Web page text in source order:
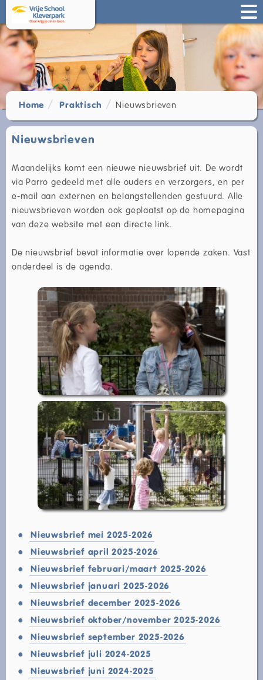
Home Praktisch Nieuwsbrieven
Nieuwsbrieven
Maandelijks komt een nieuwe nieuwsbrief uit. De wordt
via Parro gedeeld met alle ouders en verzorgers, en per
e-mail aan externen en belangstellenden gestuurd. Alle
nieuwsbrieven worden ook geplaatst op de homepagina
van deze website met een directe link.
De nieuwsbrief bevat informatie over lopende zaken. Vast
onderdeel is de agenda.
Nieuwsbrief mei 2025-2026
Nieuwsbrief april 2025-2026
Nieuwsbrief februari/maart 2025-2026
Nieuwsbrief januari 2025-2026
Nieuwsbrief december 2025-2026
Nieuwsbrief oktober/november 2025-2026
Nieuwsbrief september 2025-2026
Nieuwsbrief juli 2024-2025
Nieuwsbrief juni 2024-2025